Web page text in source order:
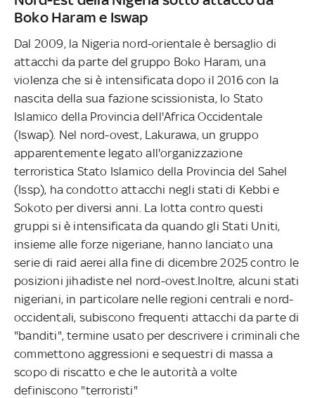
Boko Haram e Iswap
Dal 2009, la Nigeria nord-orientale è bersaglio di
attacchi da parte del gruppo Boko Haram, una
violenza che si è intensificata dopo il 2016 con la
nascita della sua fazione scissionista, lo Stato
Islamico della Provincia dell'Africa Occidentale
(Iswap). Nel nord-ovest, Lakurawa, un gruppo
apparentemente legato all'organizzazione
terroristica Stato Islamico della Provincia del Sahel
(Issp), ha condotto attacchi negli stati di Kebbi e
Sokoto per diversi anni. La lotta contro questi
gruppi si è intensificata da quando gli Stati Uniti,
insieme alle forze nigeriane, hanno lanciato una
serie di raid aerei alla fine di dicembre 2025 contro le
posizioni jihadiste nel nord-ovest.Inoltre, alcuni stati
nigeriani, in particolare nelle regioni centrali e nord-
occidentali, subiscono frequenti attacchi da parte di
"banditi", termine usato per descrivere i criminali che
commettono aggressioni e sequestri di massa a
scopo di riscatto e che le autorità a volte
definiscono "terroristi"